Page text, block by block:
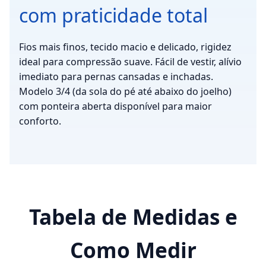
com praticidade total
Fios mais finos, tecido macio e delicado, rigidez
ideal para compressão suave. Fácil de vestir, alívio
imediato para pernas cansadas e inchadas.
Modelo 3/4 (da sola do pé até abaixo do joelho)
com ponteira aberta disponível para maior
conforto.
Tabela de Medidas e
Como Medir